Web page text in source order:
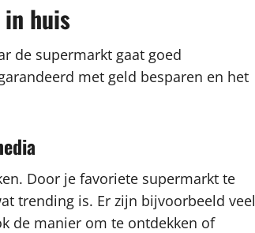
huis
de supermarkt gaat goed
met geld besparen en het
Door je favoriete supermarkt te
trending is. Er zijn bijvoorbeeld veel
de manier om te ontdekken of